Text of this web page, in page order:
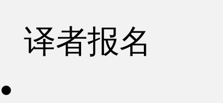
译者报名